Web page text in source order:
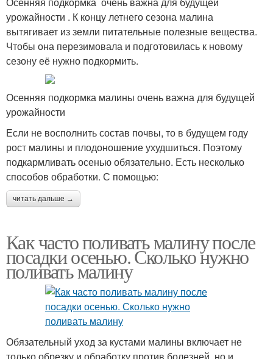
урожайности . К концу летнего сезона малина
вытягивает из земли питательные полезные вещества.
Чтобы она перезимовала и подготовилась к новому
сезону её нужно подкормить.
Осенняя подкормка малины очень важна для будущей
урожайности
Если не восполнить состав почвы, то в будущем году
рост малины и плодоношение ухудшиться. Поэтому
подкармливать осенью обязательно. Есть несколько
способов обработки. С помощью:
читать дальше →
Как часто поливать малину после
посадки осенью. Сколько нужно
поливать малину
Обязательный уход за кустами малины включает не
только обрезку и обработку против болезней, но и